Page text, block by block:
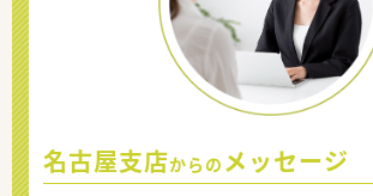
名古屋支店からの メッセージ